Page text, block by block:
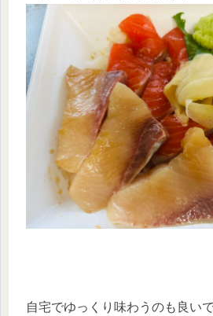
自宅でゆっくり味わうのも良い